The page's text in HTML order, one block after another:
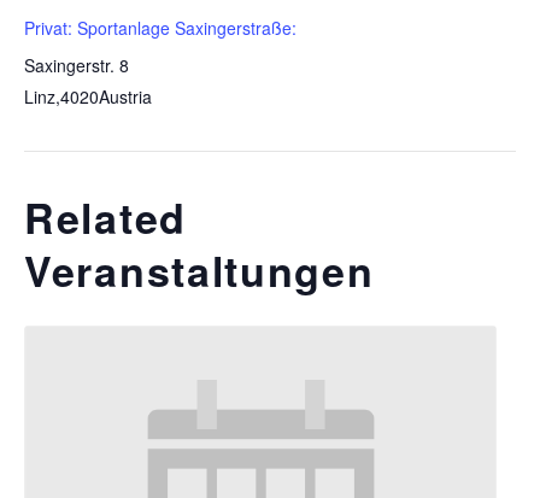
Privat: Sportanlage Saxingerstraße:
Saxingerstr. 8
Linz,4020Austria
Related
Veranstaltungen